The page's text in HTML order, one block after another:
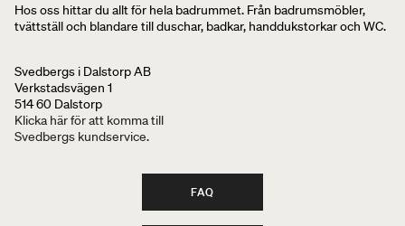
Hos oss hittar du allt för hela badrummet. Från badrumsmöbler,
tvättställ och blandare till duschar, badkar, handdukstorkar och WC.
Svedbergs i Dalstorp AB
Verkstadsvägen 1
514 60 Dalstorp
Klicka här för att komma till
Svedbergs kundservice.
FAQ